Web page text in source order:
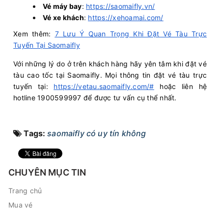
Vé máy bay: https://saomaifly.vn/
Vé xe khách: https://xehoamai.com/
Xem thêm: 7 Lưu Ý Quan Trọng Khi Đặt Vé Tàu Trực
Tuyến Tại Saomaifly
Với những lý do ở trên khách hàng hãy yên tâm khi đặt vé
tàu cao tốc tại Saomaifly. Mọi thông tin đặt vé tàu trực
tuyến tại: https://vetau.saomaifly.com/# hoặc liên hệ
hotline 1900599997 để được tư vấn cụ thể nhất.
Tags:saomaifly có uy tín không
CHUYÊN MỤC TIN
Trang chủ
Mua vé